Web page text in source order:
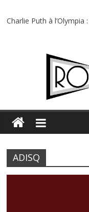
Charlie Puth à
Festival Triptyque : un
Hellfest 2026 vendredi
Hellfest 2026 jeudi :
Première édition du
ADISQ